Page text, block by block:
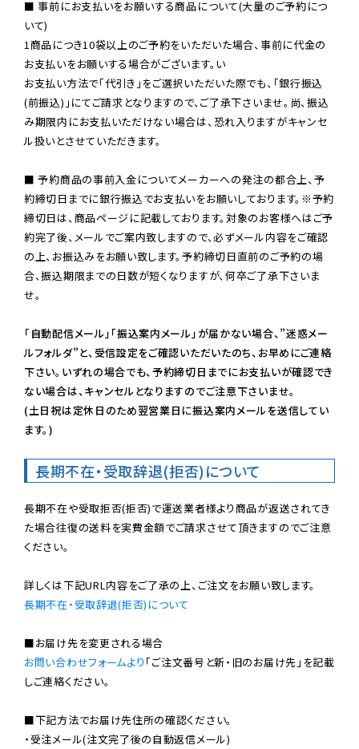
■ 事前にお支払いをお願いする商品について(大量のご予約につ
いて)
1商品につき10袋以上のご予約をいただいた場合、事前に代金の
お支払いをお願いする場合がございます。い
お支払い方法で「代引き」をご選択いただいた際でも、「銀行振込
(前振込)」にてご請求となりますので、ご了承下さいませ。尚、振込
み期限内にお支払いただけない場合は、恐れ入りますがキャンセ
ル扱いとさせていただきます。
■ 予約商品の事前入金についてメーカーへの発注の都合上、予
約締切日までに銀行振込でお支払いをお願いしております。※予約
締切日は、商品ページに記載しております。対象のお客様へはご予
約完了後、メールでご案内致しますので、必ずメール内容をご確認
の上、お振込みをお願い致します。予約締切日直前のご予約の場
合、振込期限までの日数が短くなりますが、何卒ご了承下さいま
せ。
「自動配信メール」「振込案内メール」が届かない場合、”迷惑メー
ルフォルダ”と、受信設定をご確認いただいたのち、お早めにご連絡
下さい。いずれの場合でも、予約締切日までにお支払いが確認でき
ない場合は、キャンセルとなりますのでご注意下さいませ。
(土日祝は定休日のため翌営業日に振込案内メールを送信してい
ます。)
長期不在・受取辞退(拒否)について
長期不在や受取拒否(拒否)で運送業者様より商品が返送されてき
た場合往復の送料を実費金額でご請求させて頂きますのでご注意
ください。
長期不在・受取辞退(拒否)について
お問い合わせフォームより 「ご注文番号と新・旧のお届け先」を記載
しご連絡ください。
■下記方法でお届け先住所の確認ください。
・受注メール(注文完了後の自動返信メール)